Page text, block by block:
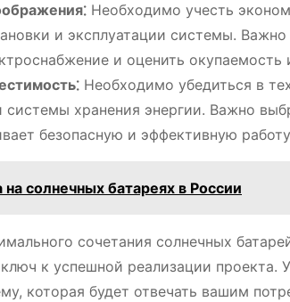
Необходимо учесть
и эксплуатации системы.
и оценить окупаемость
Необходимо убедиться в
системы хранения энергии. Важно
безопасную и эффективную
солнечных батареях в России
сочетания солнечных
к успешной реализации
которая будет отвечать вашим